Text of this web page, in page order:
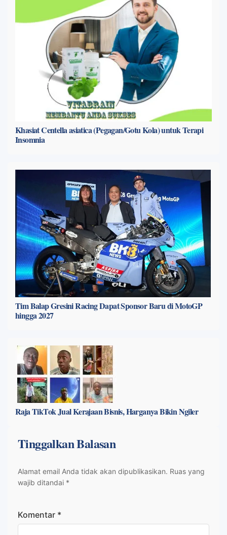
Khasiat Centella asiatica (Pegagan/Gotu Kola) untuk Terapi
Insomnia
Tim Balap Gresini Racing Dapat Sponsor Baru di MotoGP
hingga 2027
Raja TikTok Jual Kerajaan Bisnis, Harganya Bikin Ngiler
Tinggalkan Balasan
Alamat email Anda tidak akan dipublikasikan. Ruas yang
wajib ditandai *
Komentar *